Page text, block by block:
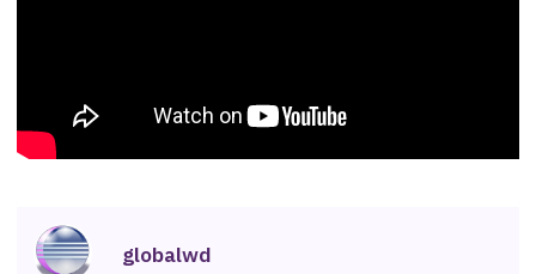
globalwd